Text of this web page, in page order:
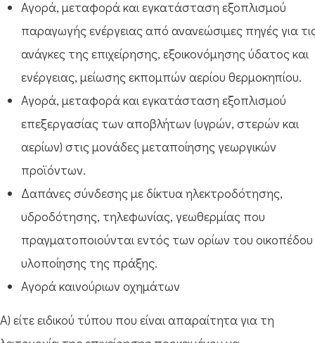
Αγορά, μεταφορά και εγκατάσταση εξοπλισμού
παραγωγής ενέργειας από ανανεώσιμες πηγές για
ανάγκες της επιχείρησης, εξοικονόμησης ύδατος και
ενέργειας, μείωσης εκπομπών αερίου θερμοκηπίου.
Αγορά, μεταφορά και εγκατάσταση εξοπλισμού
επεξεργασίας των αποβλήτων (υγρών, στερών και
αερίων) στις μονάδες μεταποίησης γεωργικών
προϊόντων.
Δαπάνες σύνδεσης με δίκτυα ηλεκτροδότησης,
υδροδότησης, τηλεφωνίας, γεωθερμίας που
πραγματοποιούνται εντός των ορίων του οικοπέδου
υλοποίησης της πράξης.
Αγορά καινούριων οχημάτων
Α) είτε ειδικού τύπου που είναι απαραίτητα για τη